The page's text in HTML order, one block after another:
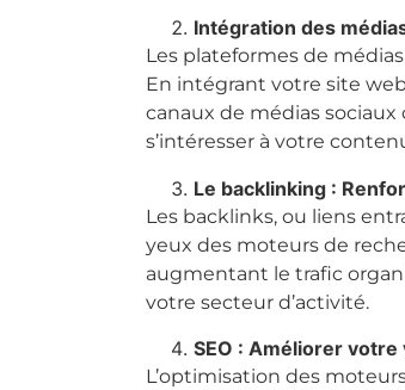
Intégration des
Les plateformes de
En intégrant votre site
canaux de médias
s’intéresser à votre
Le backlinking :
Les backlinks, ou liens
yeux des moteurs de
augmentant le trafic
votre secteur d’activité.
SEO : Améliorer votre
L’optimisation des